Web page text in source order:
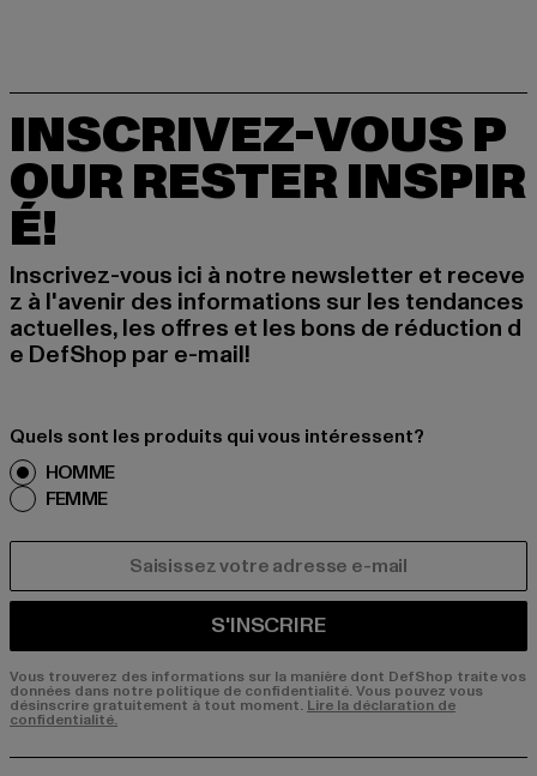
INSCRIVEZ-VOUS P
OUR RESTER INSPIR
É!
Inscrivez-vous ici à notre newsletter et receve
z à l'avenir des informations sur les tendances
actuelles, les offres et les bons de réduction d
e DefShop par e-mail!
Quels sont les produits qui vous intéressent?
HOMME
FEMME
S'INSCRIRE
Vous trouverez des informations sur la manière dont DefShop traite vos
données dans notre politique de confidentialité. Vous pouvez vous
désinscrire gratuitement à tout moment. Lire la déclaration de
confidentialité.